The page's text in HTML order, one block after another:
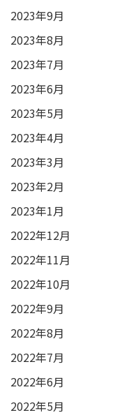
2023年9月
2023年8月
2023年7月
2023年6月
2023年5月
2023年4月
2023年3月
2023年2月
2023年1月
2022年12月
2022年11月
2022年10月
2022年9月
2022年8月
2022年7月
2022年6月
2022年5月